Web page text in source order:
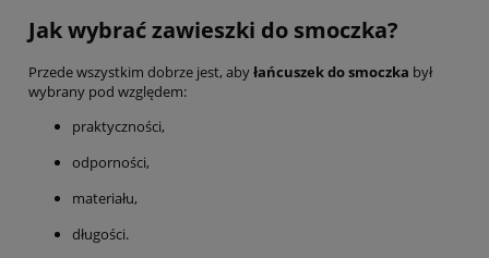
Jak wybrać zawieszki do smoczka?
Przede wszystkim dobrze jest, abyłańcuszek do smoczka był
wybrany pod względem:
praktyczności,
odporności,
materiału,
długości.